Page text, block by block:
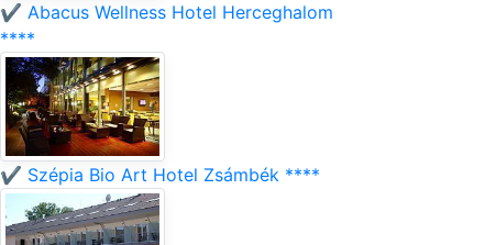
✔️ Abacus Wellness Hotel Herceghalom
****
✔️ Szépia Bio Art Hotel Zsámbék ****